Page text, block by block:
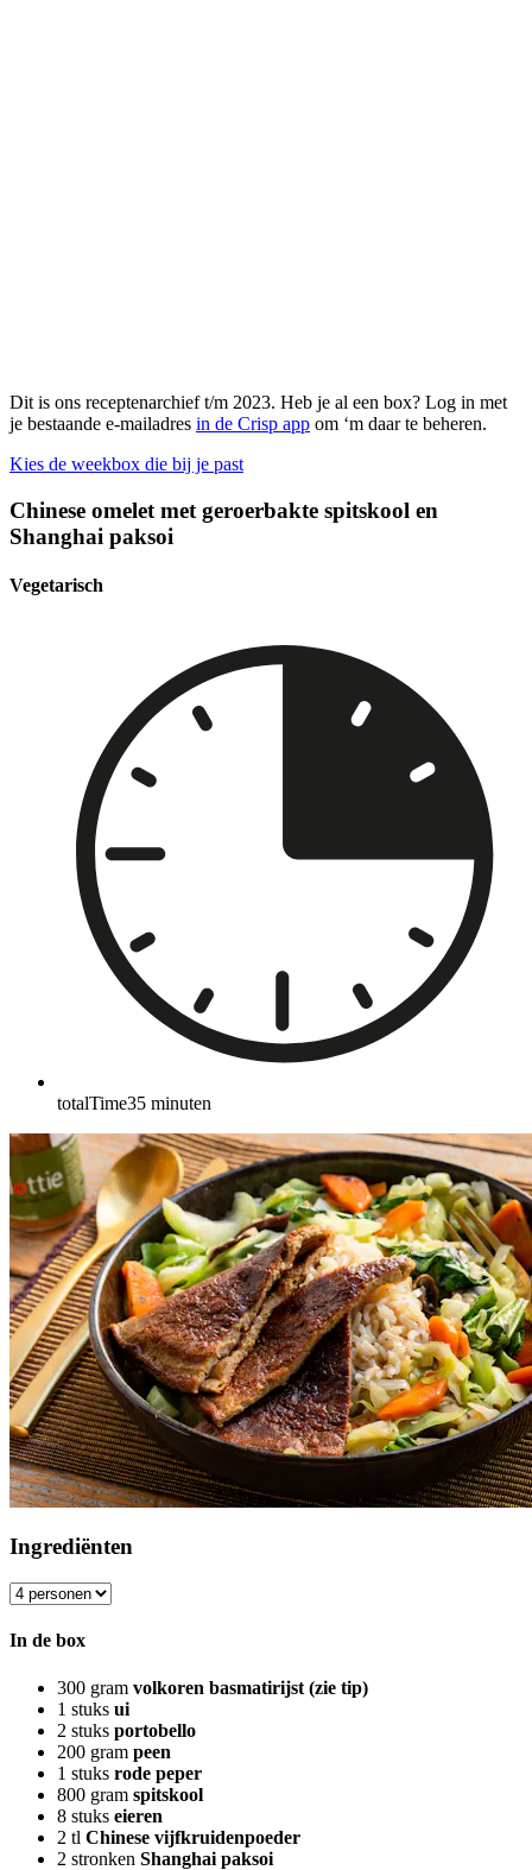
Dit is ons receptenarchief t/m 2023. Heb je al een box? Log in met
je bestaande e-mailadres in de Crisp app om ‘m daar te beheren.
Kies de weekbox die bij je past
Chinese omelet met geroerbakte spitskool en
Shanghai paksoi
Vegetarisch
totalTime35 minuten
Ingrediënten
In de box
300 gram volkoren basmatirijst (zie tip)
1 stuks ui
2 stuks portobello
200 gram peen
1 stuks rode peper
800 gram spitskool
8 stuks eieren
2 tl Chinese vijfkruidenpoeder
2 stronken Shanghai paksoi